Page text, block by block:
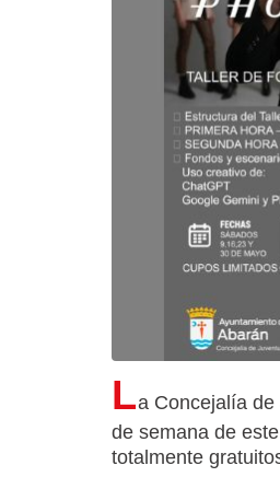
La Concejalía
de semana de
totalmente